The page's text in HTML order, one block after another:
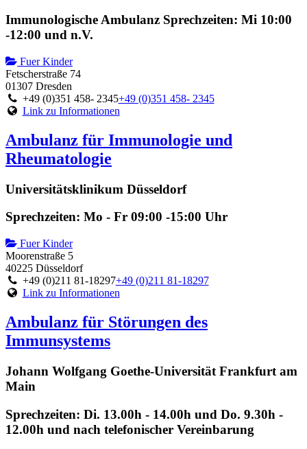
Immunologische Ambulanz Sprechzeiten: Mi 10:00
-12:00 und n.V.
Fuer Kinder
Fetscherstraße 74
01307 Dresden
+49 (0)351 458- 2345+49 (0)351 458- 2345
Link zu Informationen
Ambulanz für Immunologie und
Rheumatologie
Universitätsklinikum Düsseldorf
Sprechzeiten: Mo - Fr 09:00 -15:00 Uhr
Fuer Kinder
Moorenstraße 5
40225 Düsseldorf
+49 (0)211 81-18297+49 (0)211 81-18297
Link zu Informationen
Ambulanz für Störungen des
Immunsystems
Johann Wolfgang Goethe-Universität Frankfurt am
Main
Sprechzeiten: Di. 13.00h - 14.00h und Do. 9.30h -
12.00h und nach telefonischer Vereinbarung